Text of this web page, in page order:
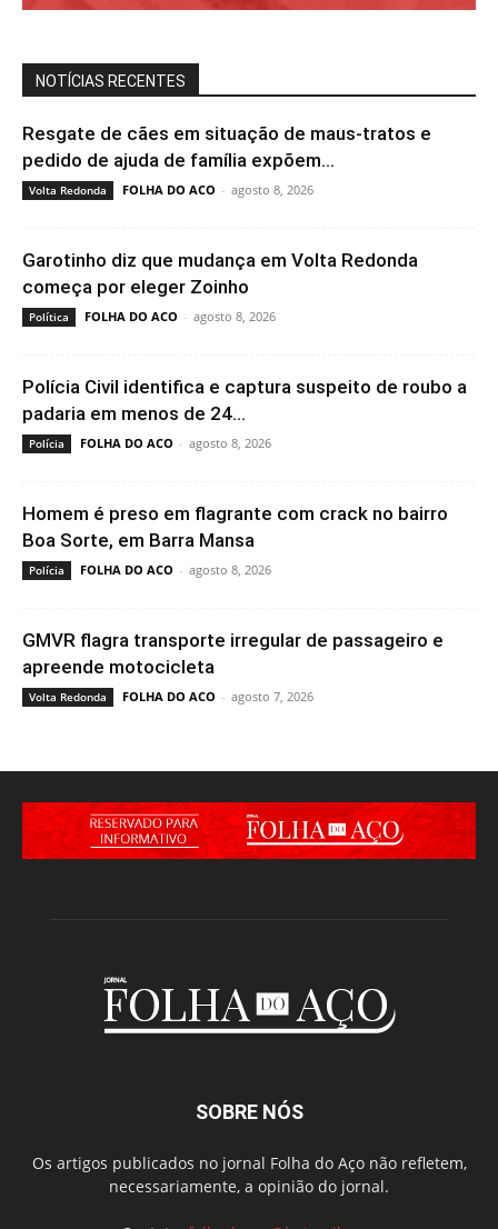
NOTÍCIAS RECENTES
Resgate de cães em situação de maus-tratos e
pedido de ajuda de família expõem...
Volta Redonda FOLHA DO ACO - agosto 8, 2026
Garotinho diz que mudança em Volta Redonda
começa por eleger Zoinho
Política FOLHA DO ACO - agosto 8, 2026
Polícia Civil identifica e captura suspeito de roubo a
padaria em menos de 24...
Polícia FOLHA DO ACO - agosto 8, 2026
Homem é preso em flagrante com crack no bairro
Boa Sorte, em Barra Mansa
Polícia FOLHA DO ACO - agosto 8, 2026
GMVR flagra transporte irregular de passageiro e
apreende motocicleta
Volta Redonda FOLHA DO ACO - agosto 7, 2026
SOBRE NÓS
Os artigos publicados no jornal Folha do Aço não refletem,
necessariamente, a opinião do jornal.